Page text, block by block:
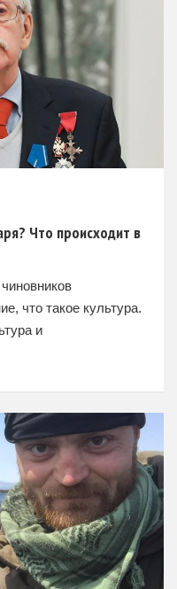
Что происходит в
что такое культура.
и